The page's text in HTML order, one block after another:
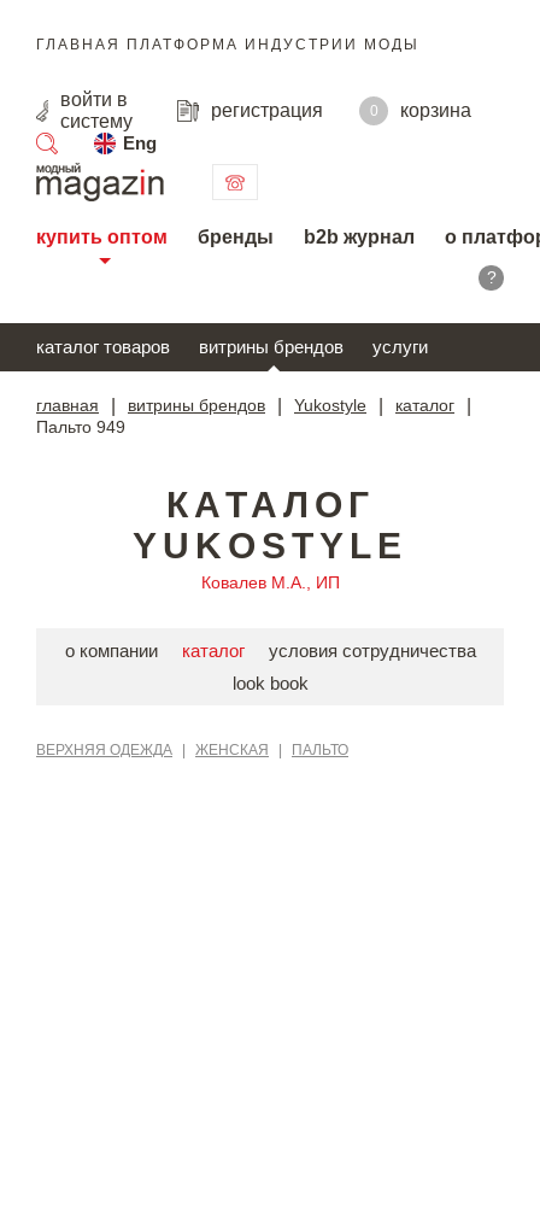
ГЛАВНАЯ ПЛАТФОРМА ИНДУСТРИИ МОДЫ
войти в
систему
регистрация 0
корзина
Eng
поиск
купить оптом бренды b2b журнал о
?
каталог товаров витрины брендов услуги
главная витрины брендов Yukostyle каталог
Пальто 949
КАТАЛОГ
YUKOSTYLE
Ковалев М.А., ИП
о компании каталог
условия сотрудничества
look book
ВЕРХНЯЯ ОДЕЖДА ЖЕНСКАЯ ПАЛЬТО